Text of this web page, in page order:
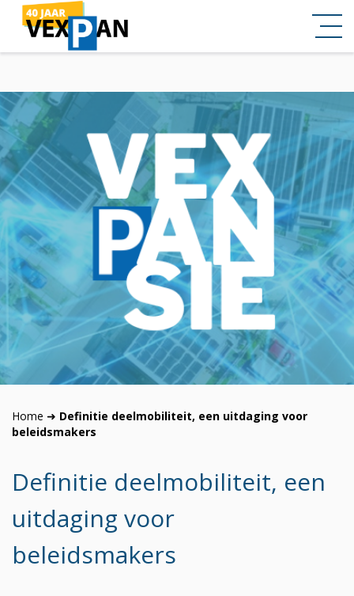
Home ➜ Definitie deelmobiliteit, een uitdaging voor
beleidsmakers
Definitie deelmobiliteit, een
uitdaging voor
beleidsmakers